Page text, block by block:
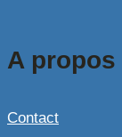
A propos
Contact